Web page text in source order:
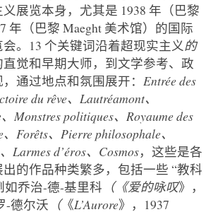
展览本身，尤其是 1938 年（巴黎
年（巴黎 Maeght 美术馆）的国际
。13 个关键词沿着超现实主义 的
觉和早期大师，到文学参考、政
通过地点和氛围展开： Entrée des
du rêve、Lautréamont、
Monstres politiques、Royaume des
Forêts、Pierre philosophale、
Larmes d’éros、Cosmos，这些是各
的作品种类繁多，包括一些 “教科
如乔治-德-基里科 （《爱的咏叹》，
-德尔沃 （《L’Aurore》，1937